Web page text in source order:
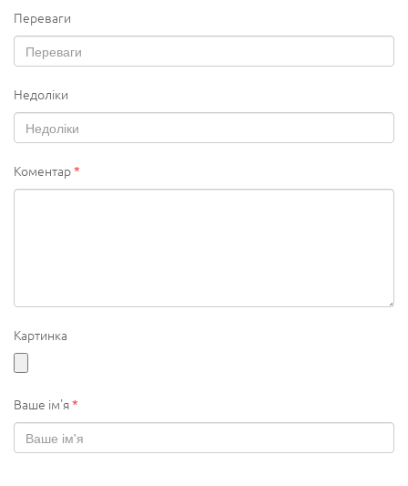
Переваги
Недоліки
Коментар*
Картинка
Ваше ім'я*